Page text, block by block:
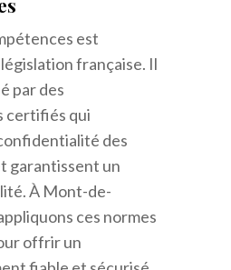
est
française. Il
par des
certifiés qui
des
garantissent un
À Mont-de-
ces normes
offrir un